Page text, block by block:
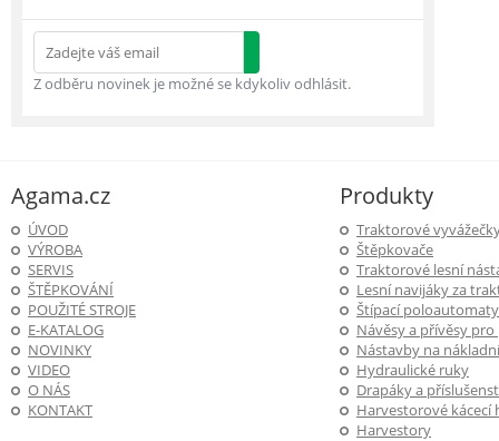
Z odběru novinek je možné se kdykoliv odhlásit.
Agama.cz
ÚVOD
VÝROBA
SERVIS
ŠTĚPKOVÁNÍ
POUŽITÉ STROJE
E-KATALOG
NOVINKY
VIDEO
O NÁS
KONTAKT
Produkty
Traktorové
Štěpkovače
Traktorové lesní
Lesní navijáky za
Štípací poloautomaty
Návěsy a přívěsy
Nástavby na
Hydraulické ruky
Drapáky a
Harvestorové kácecí
Harvestory